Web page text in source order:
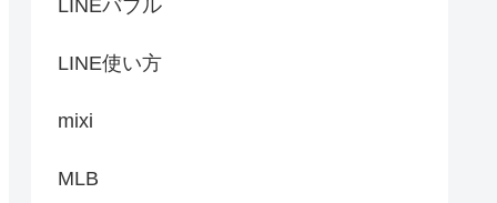
LINEバブル
LINE使い方
mixi
MLB